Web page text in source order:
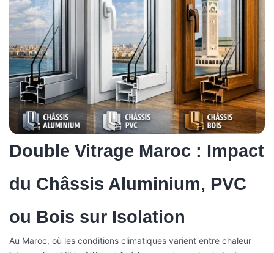
Double Vitrage Maroc : Impact
du Châssis Aluminium, PVC
ou Bois sur Isolation
Au Maroc, où les conditions climatiques varient entre chaleur